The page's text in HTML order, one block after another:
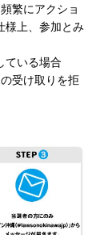
繁にアクショ
様上、参加とみ
ている場合
受け取りを拒